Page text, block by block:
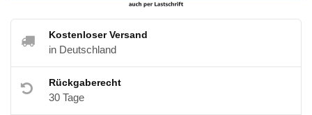
Kostenloser Versand
in Deutschland
Rückgaberecht
30 Tage